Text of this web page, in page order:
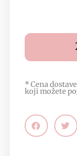
* Cena
koji možete